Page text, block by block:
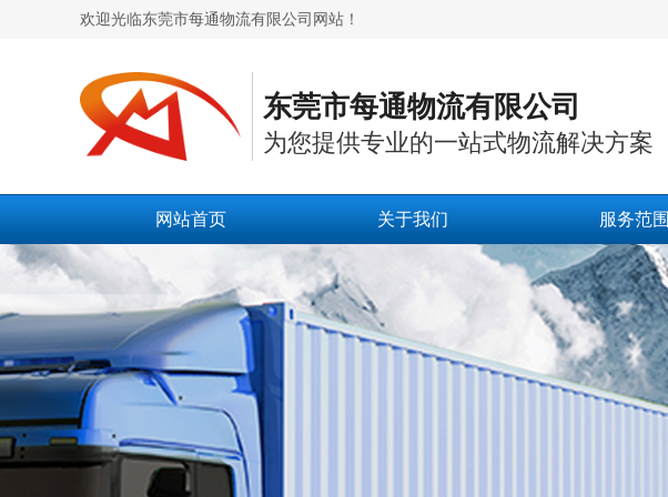
欢迎光临东莞市每通物流有限公司网站！
东莞市每通物流有限公司
为您提供专业的一站式物流解决方案
网站首页 关于我们 服务范围